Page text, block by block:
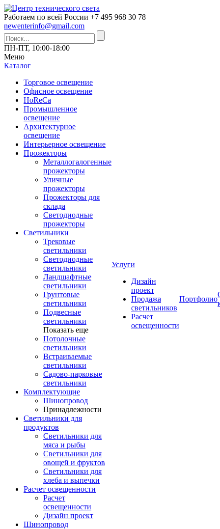
Работаем по всей России +7 495 968 30 78
newenterinfo@gmail.com
ПН-ПТ, 10:00-18:00
Меню
Каталог
Торговое освещение
Офисное освещение
HoReCa
Промышленное
освещение
Архитектурное
освещение
Интерьерное освещение
Прожекторы
Металлогалогенные
прожекторы
Уличные
прожекторы
Прожекторы для
склада
Светодиодные
прожекторы
Светильники
Трековые
светильники
Светодиодные
светильники
Ландшафтные
светильники
Грунтовые
светильники
Подвесные
светильники
Показать еще
Потолочные
светильники
Встраиваемые
светильники
Садово-парковые
светильники
Комплектующие
Шинопровод
Принадлежности
Светильники для
продуктов
Светильники для
мяса и рыбы
Светильники для
овощей и фруктов
Светильники для
хлеба и выпечки
Расчет освещенности
Расчет
освещенности
Дизайн проект
Шинопровод
Услуги
Дизайн
проект
Продажа
светильников
Расчет
освещенности
Портфолио